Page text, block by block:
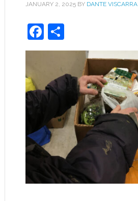
JANUARY 2, 2025BY DANTE VISCARRA
Facebook
Share